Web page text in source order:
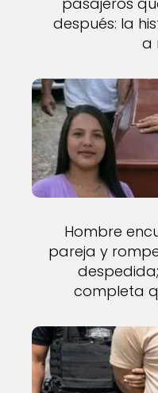
después: la
a
Hombre
pareja y
completa